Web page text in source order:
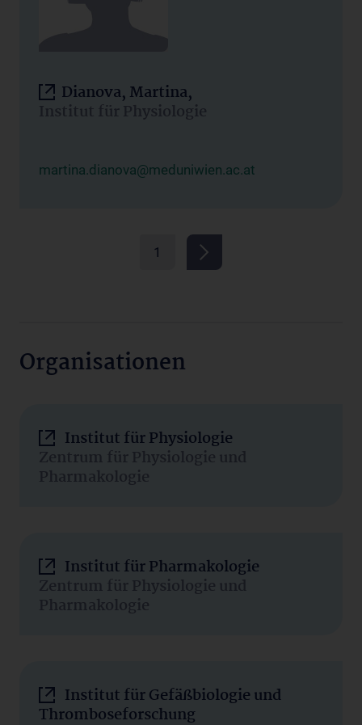
Dianova, Martina,
Institut für Physiologie
martina.dianova@meduniwien.ac.at
1
Organisationen
Institut für Physiologie
Zentrum für Physiologie und
Pharmakologie
Institut für Pharmakologie
Zentrum für Physiologie und
Pharmakologie
Institut für Gefäßbiologie und
Thromboseforschung